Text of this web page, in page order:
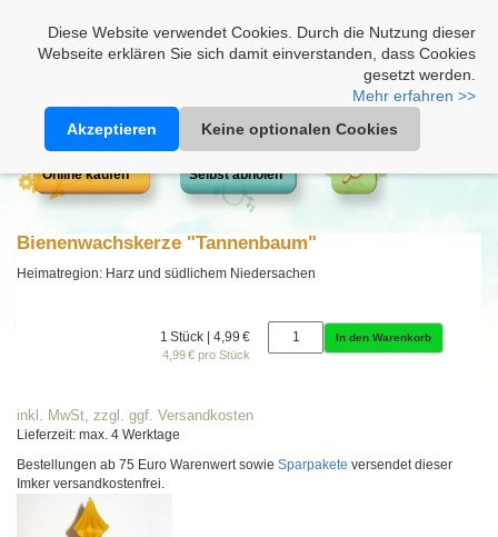
Diese Website verwendet Cookies. Durch die Nutzung dieser
Webseite erklären Sie sich damit einverstanden, dass Cookies
gesetzt werden.
Mehr erfahren >>
Akzeptieren
Keine optionalen Cookies
Online kaufen Selbst abholen
Bienenwachskerze "Tannenbaum"
Heimatregion: Harz und südlichem Niedersachen
1 Stück | 4,99 €
4,99 € pro Stück
In den Warenkorb
inkl. MwSt, zzgl. ggf. Versandkosten
Lieferzeit: max. 4 Werktage
Bestellungen ab 75 Euro Warenwert sowie Sparpakete versendet dieser
Imker versandkostenfrei.